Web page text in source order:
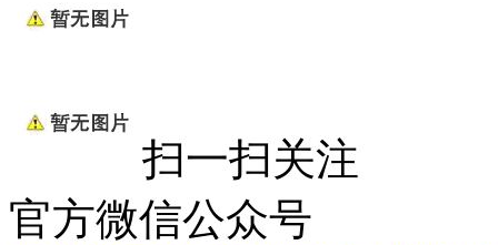
扫一扫关注
官方微信公众号